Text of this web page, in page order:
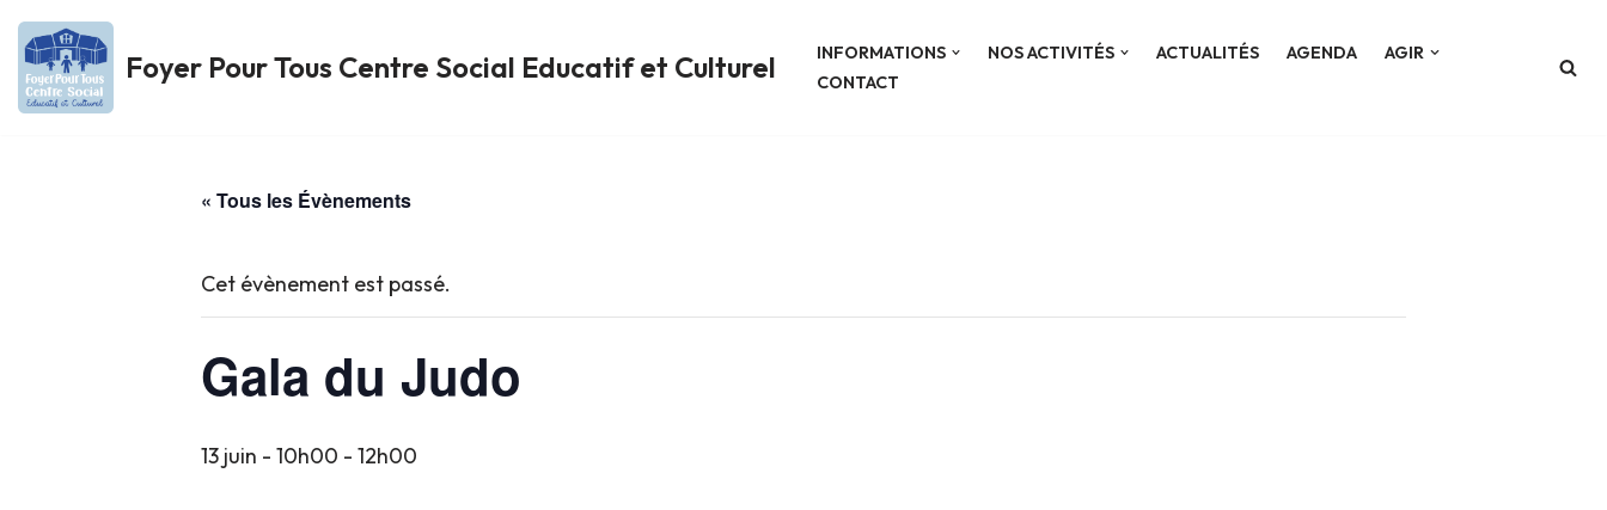
Aller
au
Foyer Pour Tous Centre Social Educatif et Culturel INFORMATIONS NOS ACTIVITÉS ACTUALITÉS AGENDA
AGIR
CONTACT
« Tous les Évènements
Cet évènement est passé.
Gala du Judo
13 juin - 10h00 - 12h00